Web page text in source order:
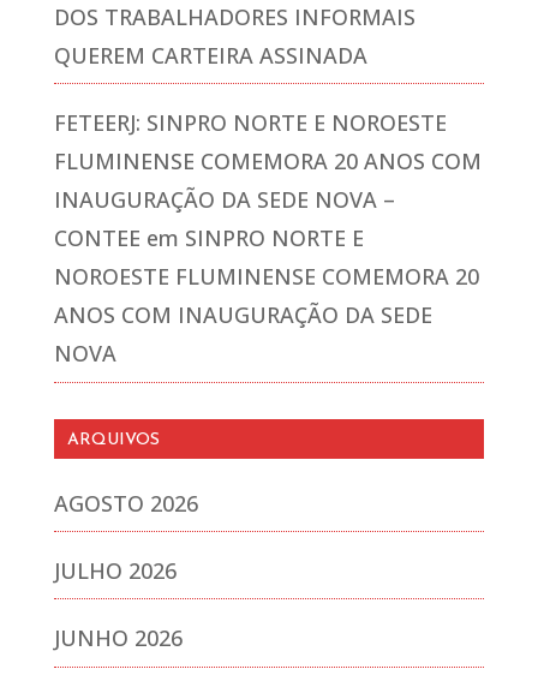
DOS TRABALHADORES INFORMAIS
QUEREM CARTEIRA ASSINADA
FETEERJ: SINPRO NORTE E NOROESTE
FLUMINENSE COMEMORA 20 ANOS COM
INAUGURAÇÃO DA SEDE NOVA –
CONTEE em SINPRO NORTE E
NOROESTE FLUMINENSE COMEMORA 20
ANOS COM INAUGURAÇÃO DA SEDE
NOVA
ARQUIVOS
AGOSTO 2026
JULHO 2026
JUNHO 2026